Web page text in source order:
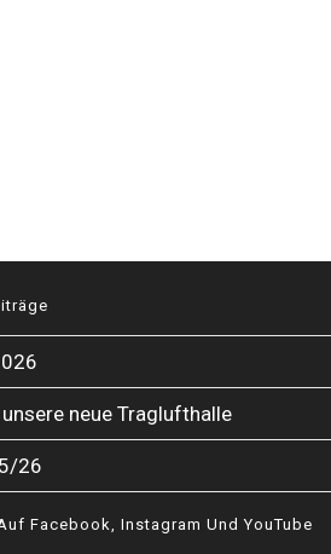
neue Traglufthalle
26
Facebook, Instagram Und YouTube